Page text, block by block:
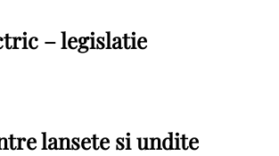
– legislatie
lansete si undite